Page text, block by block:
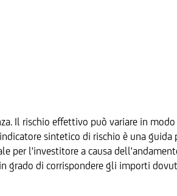
Il rischio effettivo può variare in
sintetico di rischio è una
l'investitore a causa
grado di corrispondere gli importi